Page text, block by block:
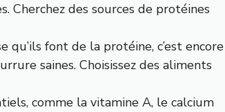
Cherchez des sources de protéines
qu’ils font de la protéine, c’est encore
saines. Choisissez des aliments
comme la vitamine A, le calcium